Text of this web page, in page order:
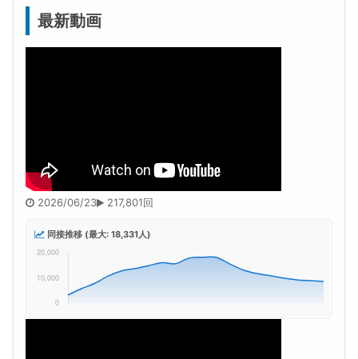
最新動画
2026/06/23 217,801回
同接推移 (最大: 18,331人)